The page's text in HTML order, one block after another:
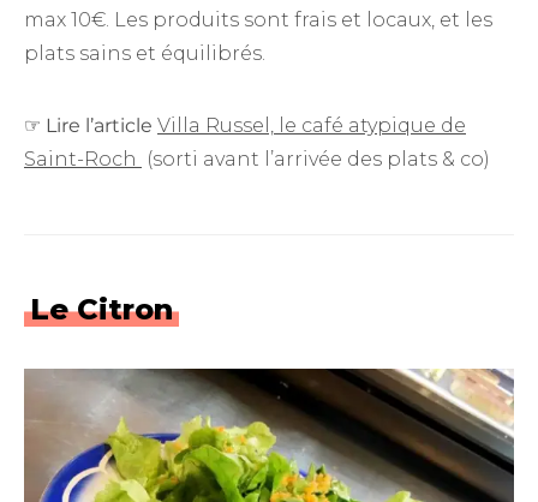
max 10€. Les produits sont frais et locaux, et les
plats sains et équilibrés.
☞ Lire l’article Villa Russel, le café atypique de
Saint-Roch
(sorti avant l’arrivée des plats & co)
Le Citron